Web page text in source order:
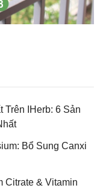
Trên IHerb: 6 Sản
Bổ Sung Canxi
Citrate & Vitamin